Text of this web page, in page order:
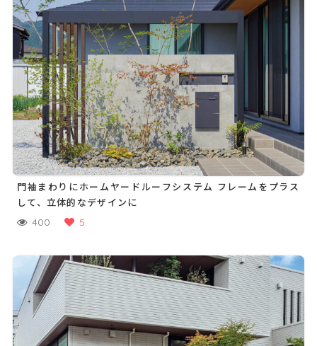
門袖まわりにホームヤードルーフシステム フレームをプラス
して、立体的なデザインに
400 5